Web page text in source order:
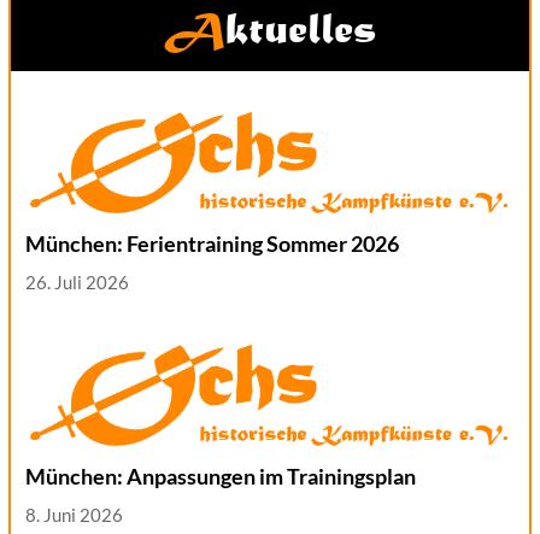
Aktuelles
München: Ferientraining Sommer 2026
26. Juli 2026
München: Anpassungen im Trainingsplan
8. Juni 2026